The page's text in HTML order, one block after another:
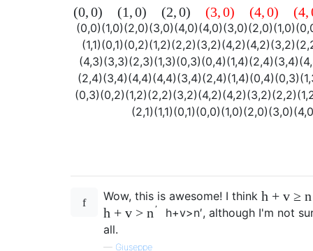
(0,0)
(1,0)
(2,0)
(3,0)
(4,0)
(4,
(0,0)(1,0)(2,0)(3,0)(4,0)(4,0)(3,0)(2,0)(1,0)(0,
(1,1)(0,1)(0,2)(1,2)(2,2)(3,2)(4,2)(4,2)(3,2)(2,
(4,3)(3,3)(2,3)(1,3)(0,3)(0,4)(1,4)(2,4)(3,4)(4,
(2,4)(3,4)(4,4)(4,4)(3,4)(2,4)(1,4)(0,4)(0,3)(1,
(0,3)(0,2)(1,2)(2,2)(3,2)(4,2)(4,2)(3,2)(2,2)(1,
(2,1)(1,1)(0,1)(0,0)(1,0)(2,0)(3,0)(4,
Wow, this is awesome! I think h + v ≥ n
h + v > n ′ h+v>n′, although I'm not
all.
— Giuseppe